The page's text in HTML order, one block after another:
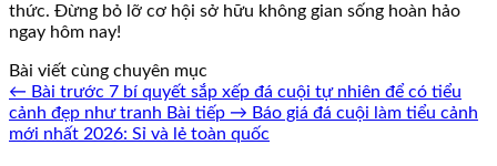
thức. Đừng bỏ lỡ cơ hội sở hữu không gian sống hoàn hảo
ngay hôm nay!
Bài viết cùng chuyên mục
← Bài trước 7 bí quyết sắp xếp đá cuội tự nhiên để có tiểu
cảnh đẹp như tranh Bài tiếp → Báo giá đá cuội làm tiểu cảnh
mới nhất 2026: Sỉ và lẻ toàn quốc